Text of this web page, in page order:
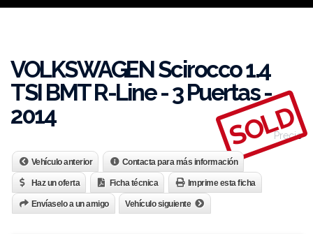
VOLKSWAGEN Scirocco 1.4
TSI BMT R-Line - 3 Puertas -
2014
Precio
SOLD
Vehículo anterior Contacta para más información
Haz un oferta Ficha técnica Imprime esta ficha
Envíaselo a un amigo Vehículo siguiente